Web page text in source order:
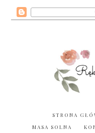
STRONA
MASA SOLNA